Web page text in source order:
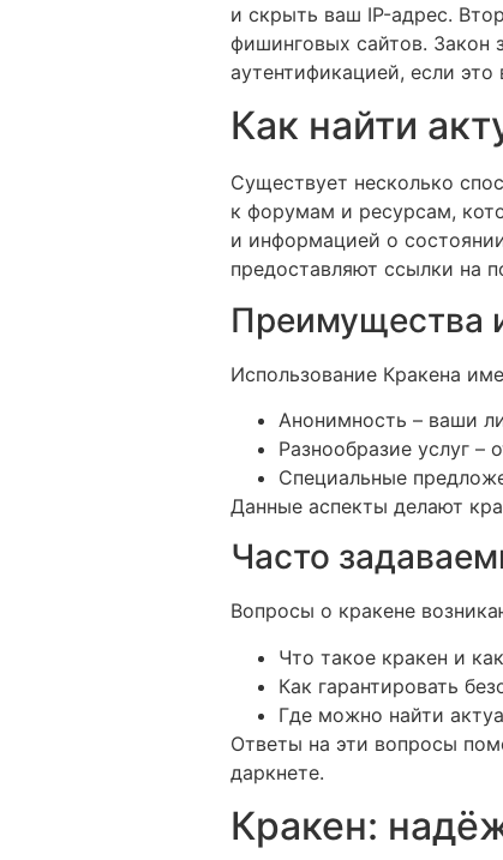
и скрыть ваш IP-адрес.
фишинговых сайтов. Закон
аутентификацией, если
Как найти
Существует несколько
к форумам и ресурсам,
и информацией о
предоставляют ссылки на
Преимущества
Использование Кракена
Анонимность – ваши
Разнообразие услуг –
Специальные
Данные аспекты делают
Часто
Вопросы о кракене
Что такое кракен и
Как гарантировать
Где можно найти
Ответы на эти вопросы
даркнете.
Кракен: